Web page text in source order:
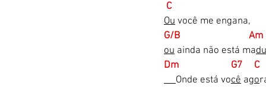
C
Ou você me engana,
G/B                             Am
ou ainda não está madu
Dm                      G7     C
Onde está você ago